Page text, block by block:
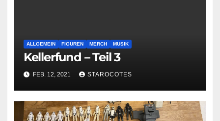
ALLGEMEIN FIGUREN MERCH MUSIK
Kellerfund – Teil 3
FEB. 12, 2021 STAROCOTES